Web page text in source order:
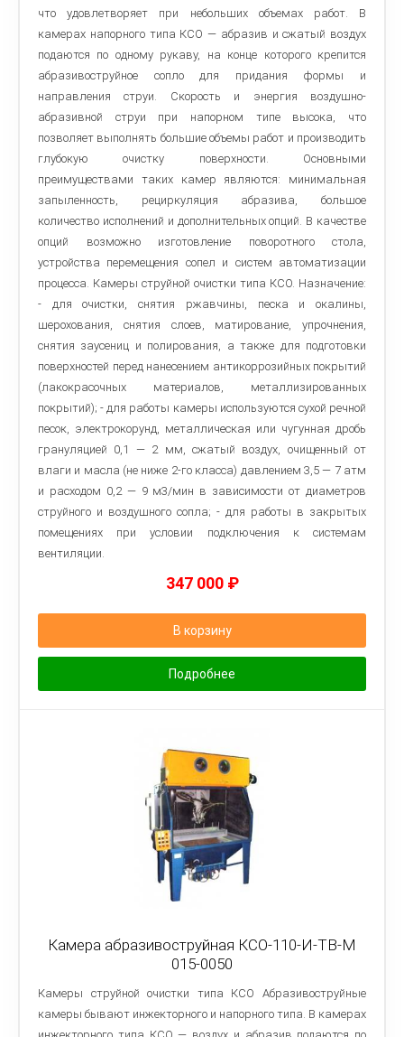
что удовлетворяет при небольших объемах работ. В
камерах напорного типа КСО — абразив и сжатый воздух
подаются по одному рукаву, на конце которого крепится
абразивоструйное сопло для придания формы и
направления струи. Скорость и энергия воздушно-
абразивной струи при напорном типе высока, что
позволяет выполнять большие объемы работ и производить
глубокую очистку поверхности. Основными
преимуществами таких камер являются: минимальная
запыленность, рециркуляция абразива, большое
количество исполнений и дополнительных опций. В качестве
опций возможно изготовление поворотного стола,
устройства перемещения сопел и систем автоматизации
процесса. Камеры струйной очистки типа КСО. Назначение:
- для очистки, снятия ржавчины, песка и окалины,
шерохования, снятия слоев, матирование, упрочнения,
снятия заусениц и полирования, а также для подготовки
поверхностей перед нанесением антикоррозийных покрытий
(лакокрасочных материалов, металлизированных
покрытий); - для работы камеры используются сухой речной
песок, электрокорунд, металлическая или чугунная дробь
грануляцией 0,1 — 2 мм, сжатый воздух, очищенный от
влаги и масла (не ниже 2-го класса) давлением 3,5 — 7 атм
и расходом 0,2 — 9 м3/мин в зависимости от диаметров
струйного и воздушного сопла; - для работы в закрытых
помещениях при условии подключения к системам
вентиляции.
347 000 ₽
В корзину
Подробнее
Камера абразивоструйная КСО-110-И-ТВ-М
015-0050
Камеры струйной очистки типа КСО Абразивоструйные
камеры бывают инжекторного и напорного типа. В камерах